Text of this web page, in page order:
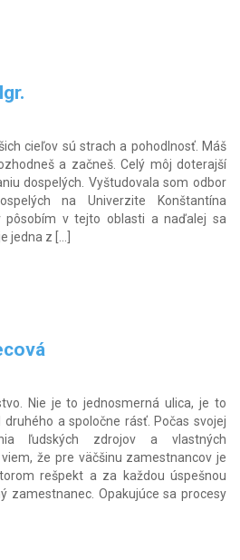
cieľov sú strach a pohodlnosť. Máš
a začneš. Celý môj doterajší
dospelých. Vyštudovala som odbor
na Univerzite Konštantína
pôsobím v tejto oblasti a naďalej sa
jedna z […]
Nie je to jednosmerná ulica, je to
a spoločne rásť. Počas svojej
ľudských zdrojov a vlastných
že pre väčšinu zamestnancov je
rešpekt a za každou úspešnou
zamestnanec. Opakujúce sa procesy